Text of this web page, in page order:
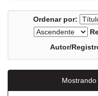
Ordenar por:
Autor/